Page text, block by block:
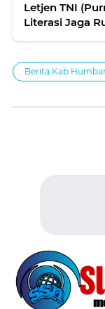
Letjen TNI
Literasi Jaga
Berita